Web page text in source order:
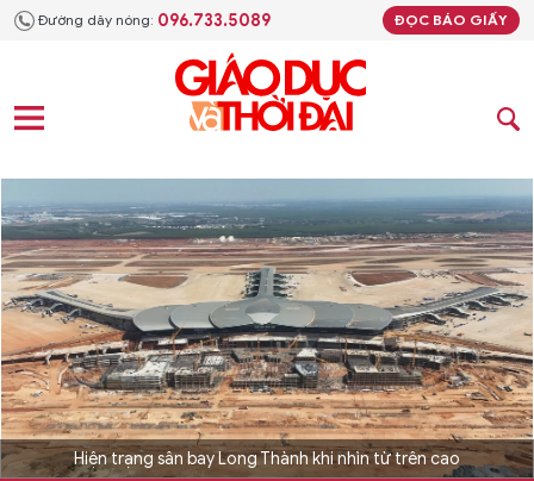
Đường dây nóng: 096.733.5089 ĐỌC BÁO GIẤY
Hiện trạng sân bay Long Thành khi nhìn từ trên cao